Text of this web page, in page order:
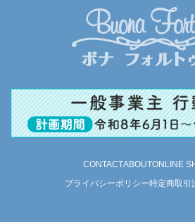
CONTACTABOUTONLINE
プライバシーポリシー特定商取引